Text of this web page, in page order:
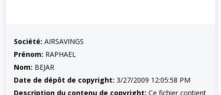
Société: AIRSAVINGS
Prénom: RAPHAEL
Nom: BEJAR
Date de dépôt de copyright: 3/27/2009 12:05:58 PM
Description du contenu de copyright: Ce fichier contient